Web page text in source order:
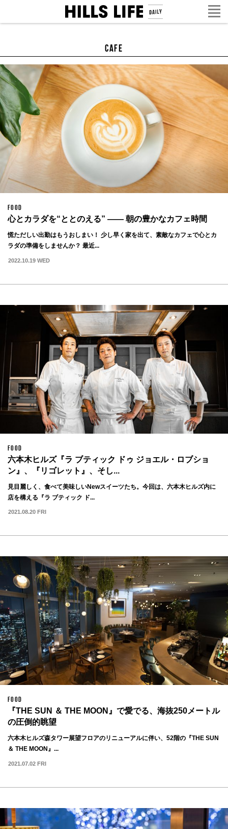
cafe
FOOD
心とカラダを“ととのえる” —— 朝の豊かなカフェ時間
慌ただしい出勤はもうおしまい！ 少し早く家を出て、素敵なカフェで心とカ
ラダの準備をしませんか？ 最近...
2022.10.19 WED
FOOD
六本木ヒルズ『ラ ブティック ドゥ ジョエル・ロブショ
ン』、『リゴレット』、そし...
見目麗しく、食べて美味しいNewスイーツたち。今回は、六本木ヒルズ内に
店を構える『ラ ブティック ド...
2021.08.20 FRI
FOOD
『THE SUN ＆ THE MOON』で愛でる、海抜250メートル
の圧倒的眺望
六本木ヒルズ森タワー展望フロアのリニューアルに伴い、52階の『THE SUN
＆ THE MOON』...
2021.07.02 FRI